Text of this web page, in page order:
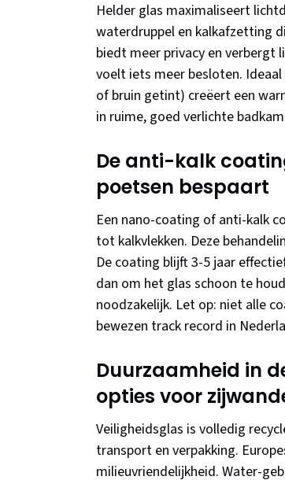
Helder glas maximaliseert
waterdruppel en kalkafzetting
biedt meer privacy en verbergt
voelt iets meer besloten.
of bruin getint) creëert een
in ruime, goed verlichte
De anti-kalk
poetsen bespaart
Een nano-coating of anti-kalk
tot kalkvlekken. Deze
De coating blijft 3-5 jaar
dan om het glas schoon te
noodzakelijk. Let op: niet alle
bewezen track record in
Duurzaamheid in
opties voor
Veiligheidsglas is volledig
transport en verpakking.
milieuvriendelijkheid. Water-